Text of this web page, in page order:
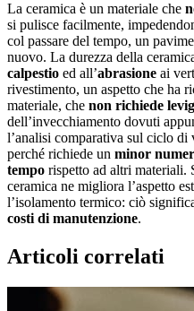
La ceramica è un materiale che
si pulisce facilmente,
col passare del tempo, un
nuovo. La durezza della
calpestio ed all’abrasione ai
rivestimento, un aspetto che ha
materiale, che non richiede
dell’invecchiamento dovuti
l’analisi comparativa sul ciclo di
perché richiede un minor
tempo rispetto ad altri materiali.
ceramica ne migliora l’aspetto
l’isolamento termico: ciò
costi di manutenzione.
Articoli correlati